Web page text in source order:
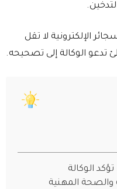
الإلكترونية لا تقل
تدعو الوكالة إلى تصحيحه.
الوكالة
والصحة المهنية